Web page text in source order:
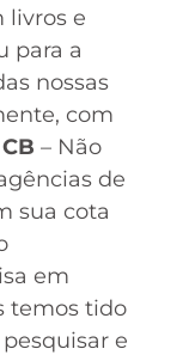
livros e
para a
nossas
com
CB – Não
de
sua cota
em
temos tido
e